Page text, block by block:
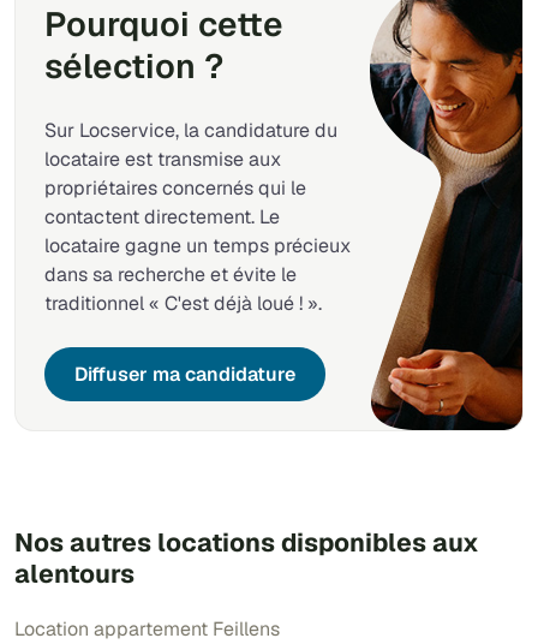
Pourquoi cette
sélection ?
Sur Locservice, la candidature du
locataire est transmise aux
propriétaires concernés qui le
contactent directement. Le
locataire gagne un temps précieux
dans sa recherche et évite le
traditionnel « C'est déjà loué ! ».
Diffuser ma candidature
Nos autres locations disponibles aux
alentours
Location appartement Feillens